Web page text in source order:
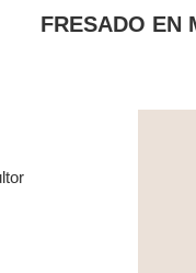
FRESADO EN